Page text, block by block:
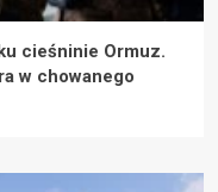
cieśninie Ormuz.
w chowanego